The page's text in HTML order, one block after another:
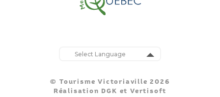
© Tourisme Victoriaville 2026
Réalisation DGK et Vertisoft